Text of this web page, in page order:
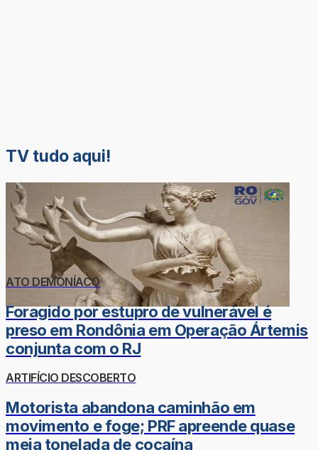
TV tudo aqui!
ATO DEMONÍACO
Foragido por estupro de vulnerável é
preso em Rondônia em Operação Ártemis
conjunta com o RJ
ARTIFÍCIO DESCOBERTO
Motorista abandona caminhão em
movimento e foge; PRF apreende quase
meia tonelada de cocaína